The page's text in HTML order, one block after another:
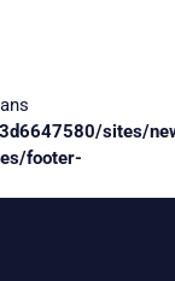
sites/
footer-